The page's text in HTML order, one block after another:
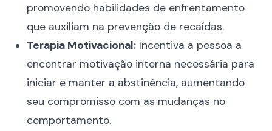
promovendo habilidades de enfrentamento
que auxiliam na prevenção de recaídas.
Terapia Motivacional: Incentiva a pessoa a
encontrar motivação interna necessária para
iniciar e manter a abstinência, aumentando
seu compromisso com as mudanças no
comportamento.